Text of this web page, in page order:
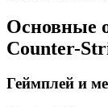
Основные
Counter-
Геймплей и